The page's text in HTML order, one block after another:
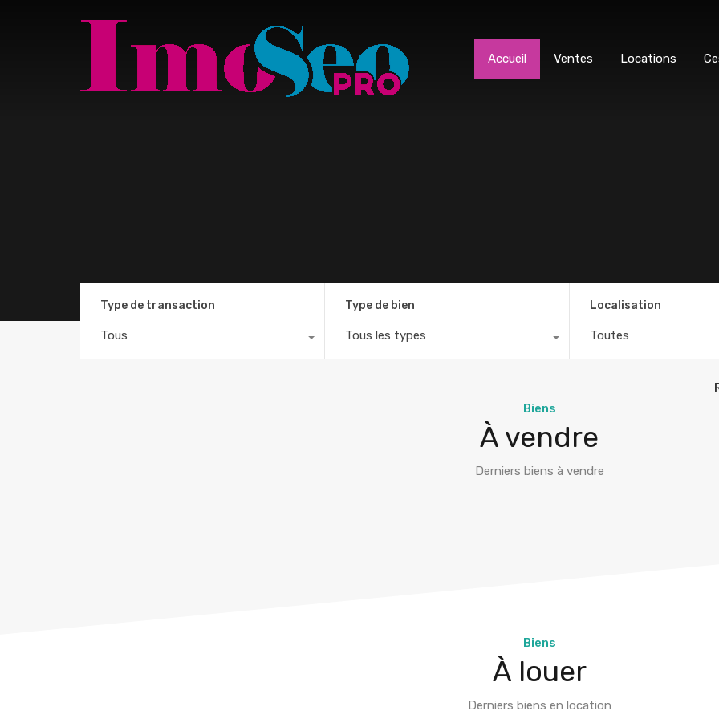
Accueil Ventes Locations
Type de transaction
Tous
Type de bien
Tous les types
Localisation
Toutes
Biens
À vendre
Derniers biens à vendre
Biens
À louer
Derniers biens en location